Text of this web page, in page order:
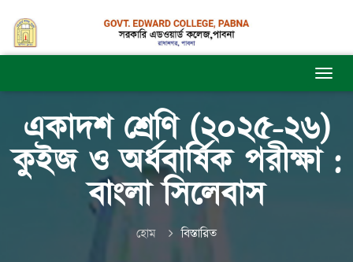
একাদশ শ্রেণি (২০২৫-২৬)
কুইজ ও অর্ধবার্ষিক পরীক্ষা :
বাংলা সিলেবাস
হোম বিস্তারিত